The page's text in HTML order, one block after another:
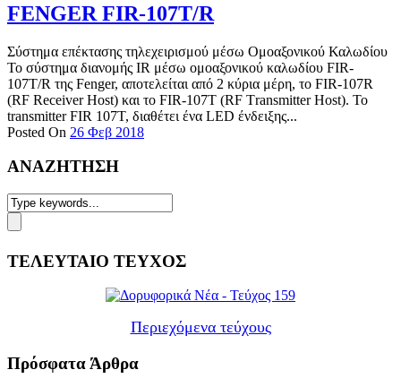
FENGER FIR-107T/R
Σύστημα επέκτασης τηλεχειρισμού μέσω Ομοαξονικού Καλωδίου
Το σύστημα διανομής IR μέσω ομοαξονικού καλωδίου FIR-
107T/R της Fenger, αποτελείται από 2 κύρια μέρη, το FIR-107R
(RF Receiver Host) και το FIR-107T (RF Τransmitter Host). Το
transmitter FIR 107T, διαθέτει ένα LED ένδειξης...
Posted On 26 Φεβ 2018
ΑΝΑΖΗΤΗΣΗ
ΤΕΛΕΥΤΑΙΟ ΤΕΥΧΟΣ
Περιεχόμενα τεύχους
Πρόσφατα Άρθρα